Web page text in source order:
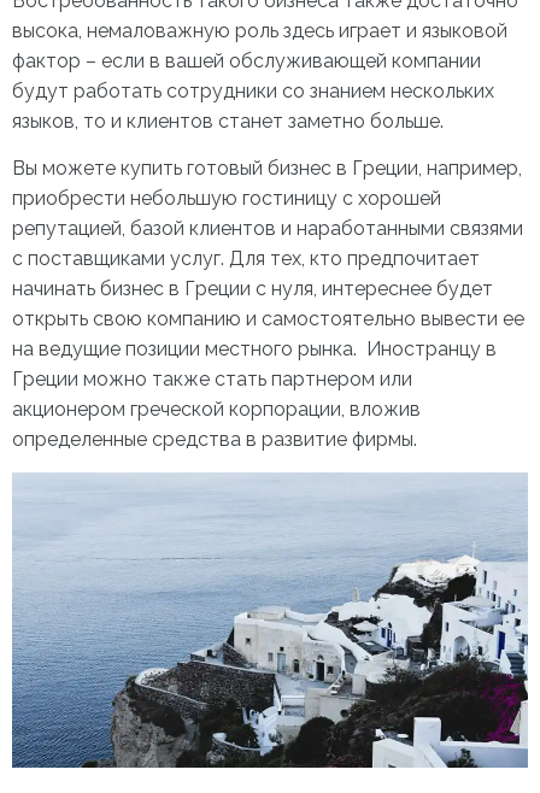
высока, немаловажную роль здесь играет и языковой
фактор – если в вашей обслуживающей компании
будут работать сотрудники со знанием нескольких
языков, то и клиентов станет заметно больше.
Вы можете купить готовый бизнес в Греции, например,
приобрести небольшую гостиницу с хорошей
репутацией, базой клиентов и наработанными связями
с поставщиками услуг. Для тех, кто предпочитает
начинать бизнес в Греции с нуля, интереснее будет
открыть свою компанию и самостоятельно вывести ее
на ведущие позиции местного рынка. Иностранцу в
Греции можно также стать партнером или
акционером греческой корпорации, вложив
определенные средства в развитие фирмы.